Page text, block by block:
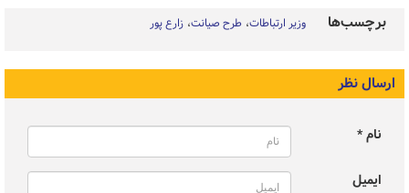
برچسب‌ها وزیر ارتباطات طرح صیانت زارع پور
ارسال نظر
نام *
ایمیل